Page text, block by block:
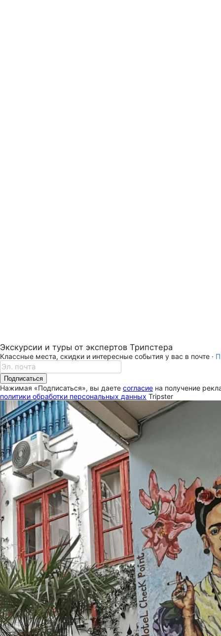
Экскурсии и туры от экспертов Трипстера
Классные места, скидки и интересные события у вас в почте ·
Подписаться
Нажимая «Подписаться», вы даете согласие на получение
политики обработки персональных данных Tripster